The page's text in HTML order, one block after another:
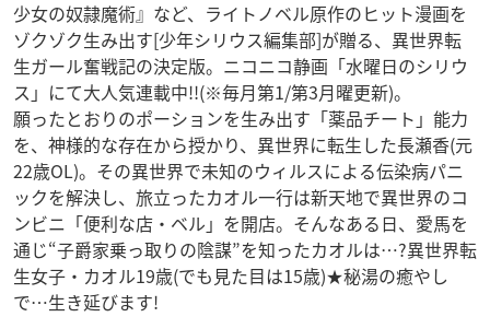
少女の奴隷魔術』など、ライトノベル原作のヒット漫画を
ゾクゾク生み出す[少年シリウス編集部]が贈る、異世界転
生ガール奮戦記の決定版。ニコニコ静画「水曜日のシリウ
ス」にて大人気連載中!!(※毎月第1/第3月曜更新)。
願ったとおりのポーションを生み出す「薬品チート」能力
を、神様的な存在から授かり、異世界に転生した長瀬香(元
22歳OL)。その異世界で未知のウィルスによる伝染病パニ
ックを解決し、旅立ったカオル一行は新天地で異世界のコ
ンビニ「便利な店・ベル」を開店。そんなある日、愛馬を
通じ“子爵家乗っ取りの陰謀”を知ったカオルは…?異世界転
生女子・カオル19歳(でも見た目は15歳)★秘湯の癒やし
で…生き延びます!